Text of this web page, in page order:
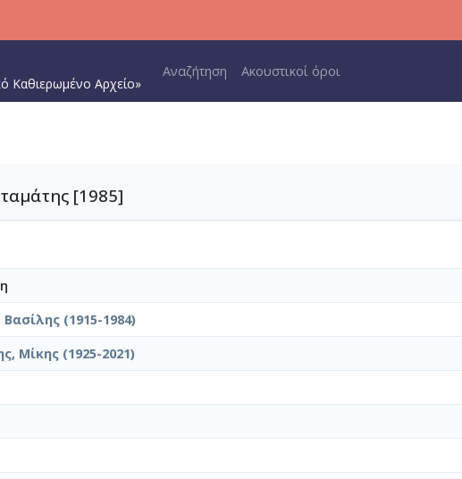
Καθιερωμένο Αρχείο»
Main navigation
Αναζήτηση Ακουστικοί όροι
[1985]
(1915-1984)
Μίκης (1925-2021)